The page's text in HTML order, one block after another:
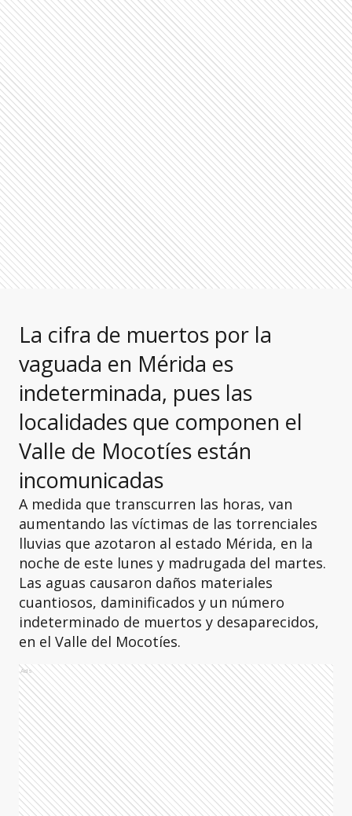
La cifra de muertos por la
vaguada en Mérida es
indeterminada, pues las
localidades que componen el
Valle de Mocotíes están
incomunicadas
A medida que transcurren las horas, van
aumentando las víctimas de las torrenciales
lluvias que azotaron al estado Mérida, en la
noche de este lunes y madrugada del martes.
Las aguas causaron daños materiales
cuantiosos, daminificados y un número
indeterminado de muertos y desaparecidos,
en el Valle del Mocotíes.
Ads